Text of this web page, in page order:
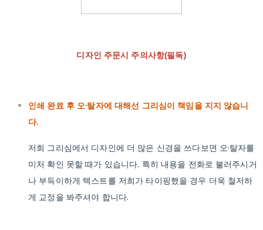
디자인 주문시 주의사항(필독)
인쇄 완료 후 오·탈자에 대해선 그리심이 책임을 지지 않습니
다.
저희 그리심에서 디자인에 더 많은 신경을 쓰다보면 오·탈자를
미처 확인 못할 때가 있습니다. 특히 내용을 전화로 불러주시거
나 부득이하게 텍스트를 저희가 타이핑했을 경우 더욱 철저하
게 교정을 봐주셔야 합니다.